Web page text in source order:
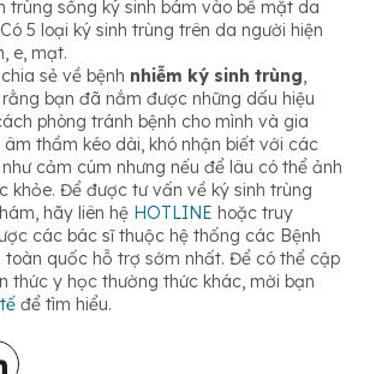
trùng sống ký sinh bám vào bề mặt da
5 loại ký sinh trùng trên da người hiện
e, mạt.
sẻ về bệnh nhiễm ký sinh trùng,
bạn đã nắm được những dấu hiệu
phòng tránh bệnh cho mình và gia
thầm kéo dài, khó nhận biết với các
cảm cúm nhưng nếu để lâu có thể ảnh
khỏe. Để được tư vấn về ký sinh trùng
hãy liên hệ HOTLINE hoặc truy
các bác sĩ thuộc hệ thống các Bệnh
toàn quốc hỗ trợ sớm nhất. Để có thể cập
thức y học thường thức khác, mời bạn
để tìm hiểu.